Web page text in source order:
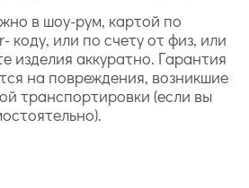
в шоу-рум, картой по
коду, или по счету от физ, или
изделия аккуратно. Гарантия
на повреждения, возникшие
транспортировки (если вы